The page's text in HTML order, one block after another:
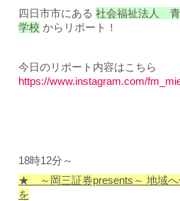
四日市市にある 社会福祉法人
学校 からリポート！
今日のリポート内容はこちら
https://www.instagram.com/
18時12分～
★ ～岡三証券presents～ 地域へ
を